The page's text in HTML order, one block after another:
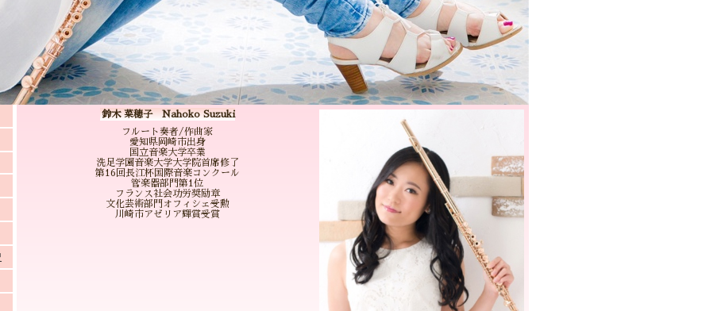
鈴木 菜穂子 Nahoko Suzuki
フルート奏者/作曲家
愛知県岡崎市出身
国立音楽大学卒業
洗足学園音楽大学大学院首席修了
第16回長江杯国際音楽コンクール
管楽器部門第1位
フランス社会功労奨励章
文化芸術部門オフィシェ受勲
川崎市アゼリア輝賞受賞